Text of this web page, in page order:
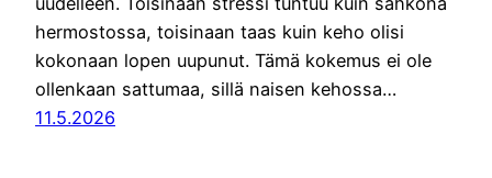
hermostossa, toisinaan taas kuin keho olisi
kokonaan lopen uupunut. Tämä kokemus ei ole
ollenkaan sattumaa, sillä naisen kehossa…
11.5.2026